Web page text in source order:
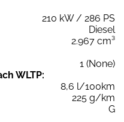
210 kW / 286 PS
Diesel
2.967 cm³
1 (None)
WLTP:
8,6 l/100km
225 g/km
G